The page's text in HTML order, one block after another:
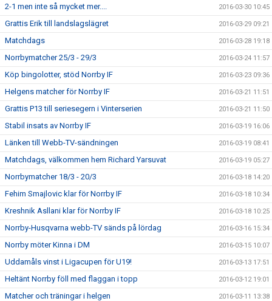
2-1 men inte så mycket mer.... 2016-03-30 10:45
Grattis Erik till landslagslägret 2016-03-29 09:21
Matchdags 2016-03-28 19:18
Norrbymatcher 25/3 - 29/3 2016-03-24 11:57
Köp bingolotter, stöd Norrby IF 2016-03-23 09:36
Helgens matcher för Norrby IF 2016-03-21 11:51
Grattis P13 till seriesegern i Vinterserien 2016-03-21 11:50
Stabil insats av Norrby IF 2016-03-19 16:06
Länken till Webb-TV-sändningen 2016-03-19 08:41
Matchdags, välkommen hem Richard Yarsuvat 2016-03-19 05:27
Norrbymatcher 18/3 - 20/3 2016-03-18 14:20
Fehim Smajlovic klar för Norrby IF 2016-03-18 10:34
Kreshnik Asllani klar för Norrby IF 2016-03-18 10:25
Norrby-Husqvarna webb-TV sänds på lördag 2016-03-16 15:34
Norrby möter Kinna i DM 2016-03-15 10:07
Uddamåls vinst i Ligacupen för U19! 2016-03-13 17:51
Heltänt Norrby föll med flaggan i topp 2016-03-12 19:01
Matcher och träningar i helgen 2016-03-11 13:38